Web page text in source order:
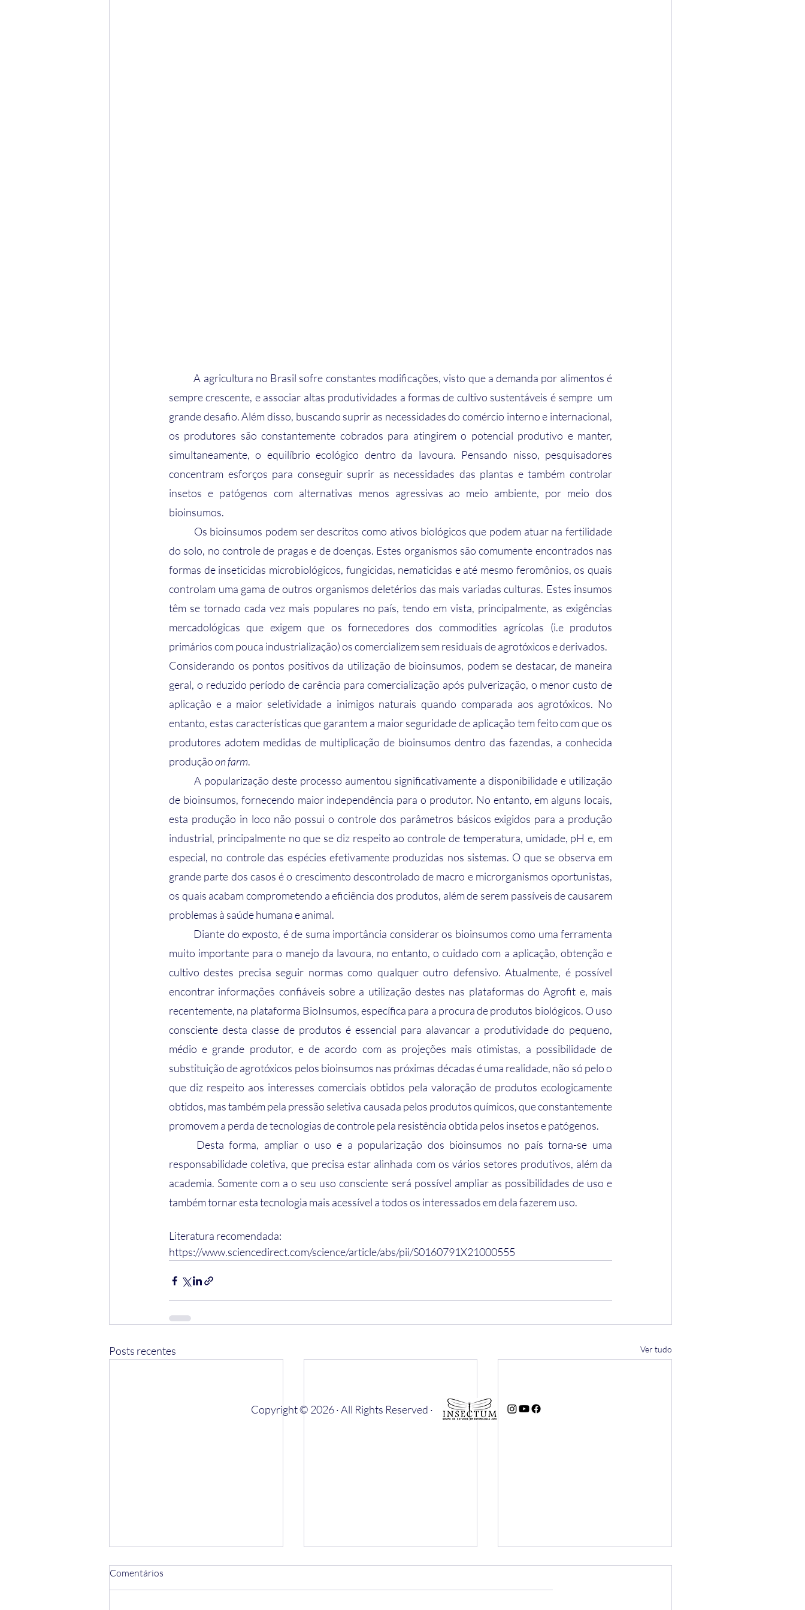
	A agricultura no Brasil sofre constantes modificações, visto que a demanda por alimentos é
sempre crescente, e associar altas produtividades a formas de cultivo sustentáveis é sempre  um
grande desafio. Além disso, buscando suprir as necessidades do comércio interno e internacional,
os produtores são constantemente cobrados para atingirem o potencial produtivo e manter,
simultaneamente, o equilíbrio ecológico dentro da lavoura. Pensando nisso, pesquisadores
concentram esforços para conseguir suprir as necessidades das plantas e também controlar
insetos e patógenos com alternativas menos agressivas ao meio ambiente, por meio dos
bioinsumos.
do solo, no controle de pragas e de doenças. Estes organismos são comumente encontrados nas
formas de inseticidas microbiológicos, fungicidas, nematicidas e até mesmo feromônios, os quais
controlam uma gama de outros organismos deletérios das mais variadas culturas. Estes insumos
têm se tornado cada vez mais populares no país, tendo em vista, principalmente, as exigências
mercadológicas que exigem que os fornecedores dos commodities agrícolas (i.e produtos
primários com pouca industrialização) os comercializem sem residuais de agrotóxicos e derivados.
Considerando os pontos positivos da utilização de bioinsumos, podem se destacar, de maneira
geral, o reduzido período de carência para comercialização após pulverização, o menor custo de
aplicação e a maior seletividade a inimigos naturais quando comparada aos agrotóxicos. No
entanto, estas características que garantem a maior seguridade de aplicação tem feito com que os
produtores adotem medidas de multiplicação de bioinsumos dentro das fazendas, a conhecida
produção on farm.
de bioinsumos, fornecendo maior independência para o produtor. No entanto, em alguns locais,
esta produção in loco não possui o controle dos parâmetros básicos exigidos para a produção
industrial, principalmente no que se diz respeito ao controle de temperatura, umidade, pH e, em
especial, no controle das espécies efetivamente produzidas nos sistemas. O que se observa em
grande parte dos casos é o crescimento descontrolado de macro e microrganismos oportunistas,
os quais acabam comprometendo a eficiência dos produtos, além de serem passíveis de causarem
problemas à saúde humana e animal.
muito importante para o manejo da lavoura, no entanto, o cuidado com a aplicação, obtenção e
cultivo destes precisa seguir normas como qualquer outro defensivo. Atualmente, é possível
encontrar informações confiáveis sobre a utilização destes nas plataformas do Agrofit e, mais
recentemente, na plataforma BioInsumos, específica para a procura de produtos biológicos. O uso
consciente desta classe de produtos é essencial para alavancar a produtividade do pequeno,
médio e grande produtor, e de acordo com as projeções mais otimistas, a possibilidade de
substituição de agrotóxicos pelos bioinsumos nas próximas décadas é uma realidade, não só pelo o
que diz respeito aos interesses comerciais obtidos pela valoração de produtos ecologicamente
obtidos, mas também pela pressão seletiva causada pelos produtos químicos, que constantemente
promovem a perda de tecnologias de controle pela resistência obtida pelos insetos e patógenos.
responsabilidade coletiva, que precisa estar alinhada com os vários setores produtivos, além da
academia. Somente com a o seu uso consciente será possível ampliar as possibilidades de uso e
também tornar esta tecnologia mais acessível a todos os interessados em dela fazerem uso.
Literatura recomendada:
https://www.sciencedirect.com/science/article/abs/pii/S0160791X21000555
Posts recentes Ver tudo
Comentários
Copyright © 2026 · All Rights Reserved ·